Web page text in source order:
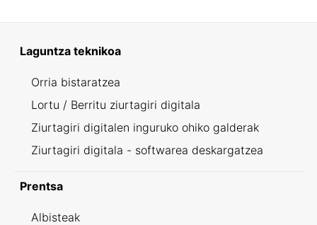
Laguntza teknikoa
Orria bistaratzea
Lortu / Berritu ziurtagiri digitala
Ziurtagiri digitalen inguruko ohiko galderak
Ziurtagiri digitala - softwarea deskargatzea
Prentsa
Albisteak